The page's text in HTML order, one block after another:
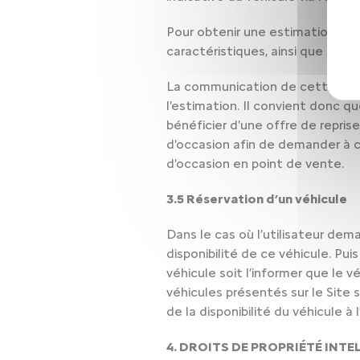
Pour obtenir une estimation
caractéristiques, ainsi que sur
La communication de cette
l'estimation. Il convient donc
bénéficier d'une offre de
d'occasion afin de demander à
d'occasion en point de vente.
3.5 Réservation d’un véhicule
Dans le cas où l’utilisateur
disponibilité de ce véhicule.
véhicule soit l’informer que le
véhicules présentés sur le Site
de la disponibilité du véhicule à
4. DROITS DE PROPRIÉTÉ